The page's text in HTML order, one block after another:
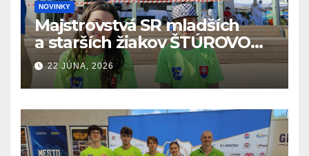
NOVINKY
Majstrovstvá SR mladších
a starších žiakov ŠTÚROVO
19.6. – 21.6.2026
22 JÚNA, 2026